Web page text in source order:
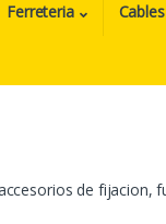
Ferreteria Cables
de fijacion,